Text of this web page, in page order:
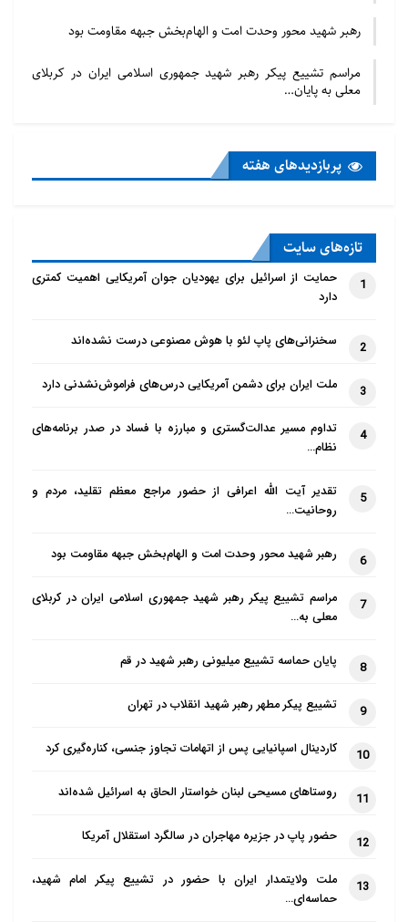
رهبر شهید محور وحدت امت و الهام‌بخش جبهه مقاومت بود
مراسم تشییع پیکر رهبر شهید جمهوری اسلامی ایران در کربلای
معلی به پایان…
پربازدید‌های هفته
تازه‌‌های سایت
1
حمایت از اسرائیل برای یهودیان جوان آمریکایی اهمیت کمتری
دارد
2 سخنرانی‌های پاپ لئو با هوش مصنوعی درست نشده‌اند
3 ملت ایران برای دشمن آمریکایی درس‌های فراموش‌نشدنی دارد
4
تداوم مسیر عدالت‌گستری و مبارزه با فساد در صدر برنامه‌های
نظام…
5
تقدیر آیت الله اعرافی از حضور مراجع معظم تقلید، مردم و
روحانیت…
6 رهبر شهید محور وحدت امت و الهام‌بخش جبهه مقاومت بود
7
مراسم تشییع پیکر رهبر شهید جمهوری اسلامی ایران در کربلای
معلی به…
8 پایان حماسه تشییع میلیونی رهبر شهید در قم
9 تشییع پیکر مطهر رهبر شهید انقلاب در تهران
10 کاردینال اسپانیایی پس از اتهامات تجاوز جنسی، کناره‌گیری کرد
11 روستاهای مسیحی لبنان خواستار الحاق به اسرائیل شده‌اند
12 حضور پاپ در جزیره مهاجران در سالگرد استقلال آمریکا
13
ملت ولایتمدار ایران با حضور در تشییع پیکر امام شهید،
حماسه‌ای…